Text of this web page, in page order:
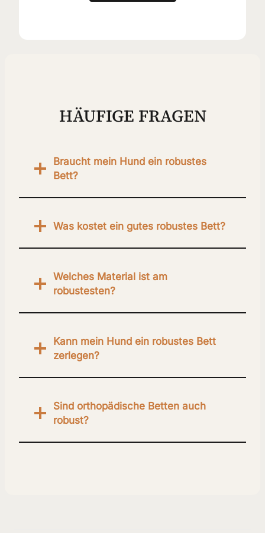
HÄUFIGE FRAGEN
Braucht mein Hund ein robustes
Bett?
Was kostet ein gutes robustes Bett?
Welches Material ist am
robustesten?
Kann mein Hund ein robustes Bett
zerlegen?
Sind orthopädische Betten auch
robust?